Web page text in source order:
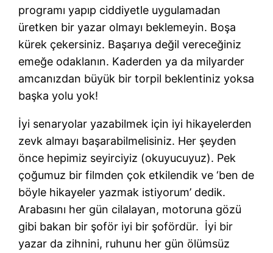
programı yapıp ciddiyetle uygulamadan
üretken bir yazar olmayı beklemeyin. Boşa
kürek çekersiniz. Başarıya değil vereceğiniz
emeğe odaklanın. Kaderden ya da milyarder
amcanızdan büyük bir torpil beklentiniz yoksa
başka yolu yok!
İyi senaryolar yazabilmek için iyi hikayelerden
zevk almayı başarabilmelisiniz. Her şeyden
önce hepimiz seyirciyiz (okuyucuyuz). Pek
çoğumuz bir filmden çok etkilendik ve ‘ben de
böyle hikayeler yazmak istiyorum’ dedik.
Arabasını her gün cilalayan, motoruna gözü
gibi bakan bir şoför iyi bir şofördür. İyi bir
yazar da zihnini, ruhunu her gün ölümsüz